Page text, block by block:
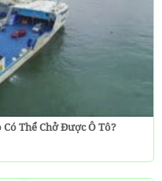
Thể Chở Được Ô Tô?